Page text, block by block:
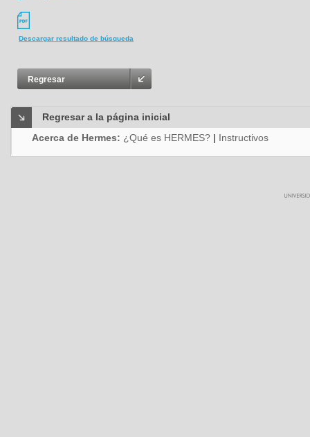
Descargar resultado de búsqueda
Regresar
Regresar a la página inicial
Acerca de Hermes: ¿Qué es HERMES? | Instructivos